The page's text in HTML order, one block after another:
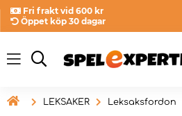
Fri frakt vid 600 kr
Öppet köp 30 dagar
 LEKSAKER Leksaksfordon